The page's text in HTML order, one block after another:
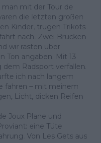
mit der Tour de
die letzten großen
Kinder, trugen Trikots
nach. Zwei Brücken
wir rasten über
Ton angaben. Mit 13
Radsport verfallen.
ich nach langem
fahren – mit meinem
Licht, dicken Reifen
Joux Plane und
eine Tüte
Von Les Gets aus